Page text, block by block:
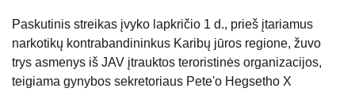
Paskutinis streikas įvyko lapkričio 1 d., prieš įtariamus
narkotikų kontrabandininkus Karibų jūros regione, žuvo
trys asmenys iš JAV įtrauktos teroristinės organizacijos,
teigiama gynybos sekretoriaus Pete'o Hegsetho X